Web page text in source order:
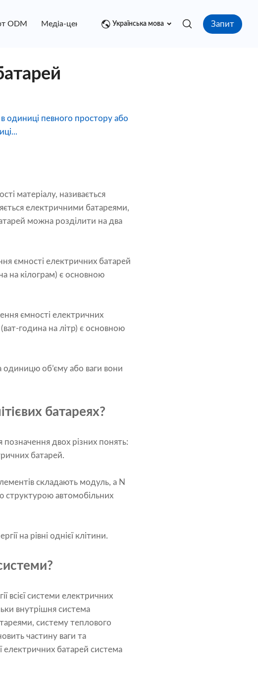
ODM Медіа-центр контакт
Українська мова Запит
в одиниці певного простору або
матеріалу, називається
електричними батареями,
батарей можна розділити на два
ємності електричних батарей
на кілограм) є основною
ємності електричних
година на літр) є основною
одиницю об’єму або ваги вони
батареях?
позначення двох різних понять:
батарей.
складають модуль, а N
структурою автомобільних
на рівні однієї клітини.
всієї системи електричних
внутрішня система
систему теплового
частину ваги та
електричних батарей система